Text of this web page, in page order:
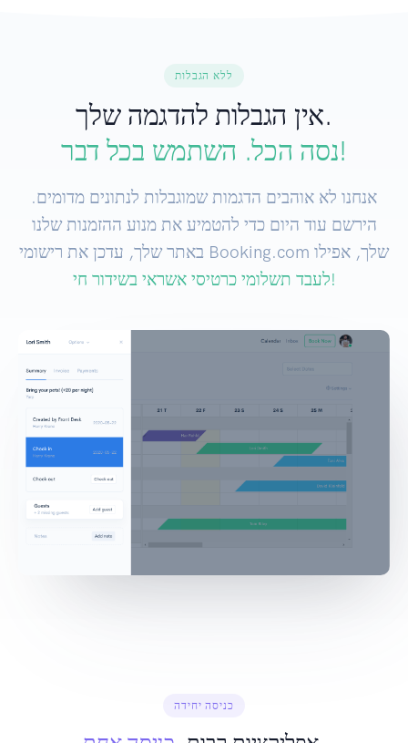
ללא הגבלות
אין הגבלות להדגמה שלך.
נסה הכל. השתמש בכל דבר!
אנחנו לא אוהבים הדגמות שמוגבלות לנתונים מדומים.
הירשם עוד היום כדי להטמיע את מנוע ההזמנות שלנו
באתר שלך, עדכן את רישומי Booking.com שלך, אפילו
לעבד תשלומי כרטיסי אשראי בשידור חי!
כניסה יחידה